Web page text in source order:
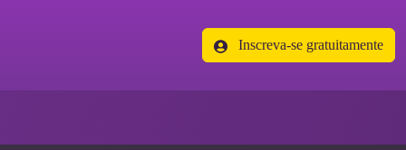
Inscreva-se gratuitamente